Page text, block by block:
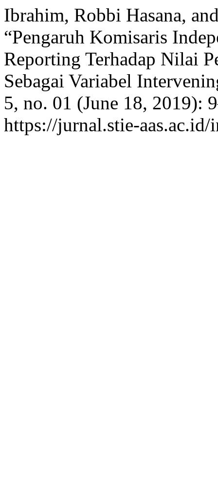
Ibrahim, Robbi Hasana,
“Pengaruh Komisaris
Reporting Terhadap Nilai
Sebagai Variabel
5, no. 01 (June 18, 2019):
https://jurnal.stie-